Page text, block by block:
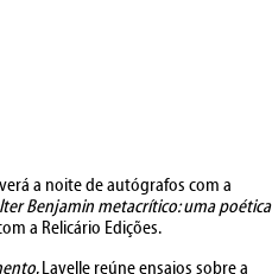
a noite de autógrafos com a
Benjamin metacrítico: uma poética
a Relicário Edições.
, Lavelle reúne ensaios sobre a